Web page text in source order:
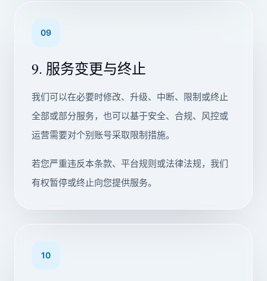
09
9. 服务变更与终止
我们可以在必要时修改、升级、中断、限制或终止
全部或部分服务，也可以基于安全、合规、风控或
运营需要对个别账号采取限制措施。
若您严重违反本条款、平台规则或法律法规，我们
有权暂停或终止向您提供服务。
10